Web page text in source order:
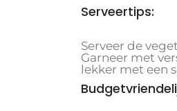
Serveertips:
Serveer de
Garneer met
lekker met een